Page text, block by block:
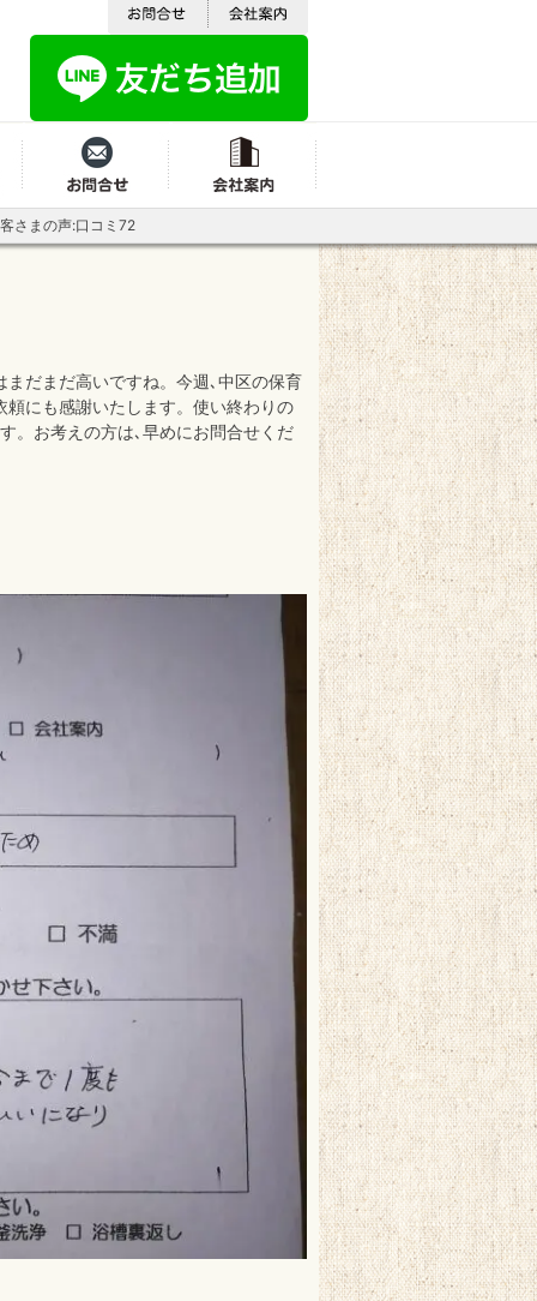
よくある質問 お問合せ
さまの声:口コミ72
だまだ高いですね。今週､中区の保育
にも感謝いたします。使い終わりの
。お考えの方は､早めにお問合せくだ